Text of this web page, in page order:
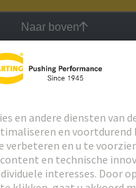
Naar boven